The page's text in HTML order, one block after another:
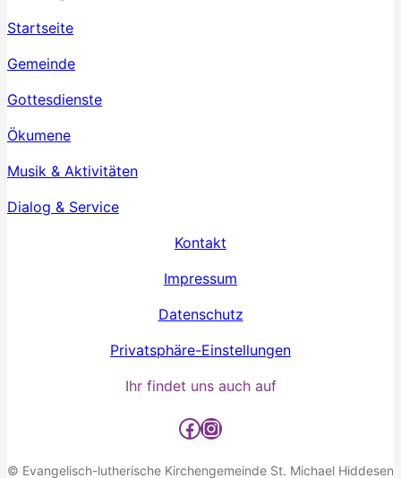
Startseite
Gemeinde
Gottesdienste
Ökumene
Musik & Aktivitäten
Dialog & Service
Kontakt
Impressum
Datenschutz
Privatsphäre-Einstellungen
Ihr findet uns auch auf
Facebook
Instagram
© Evangelisch-lutherische Kirchengemeinde St. Michael Hiddesen